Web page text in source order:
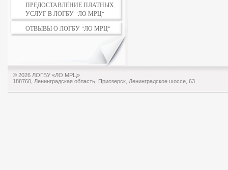
ПРЕДОСТАВЛЕНИЕ ПЛАТНЫХ
УСЛУГ В ЛОГБУ "ЛО МРЦ"
ОТВЫВЫ О ЛОГБУ "ЛО МРЦ"
© 2026 ЛОГБУ «ЛО МРЦ»
188760, Ленинградская область, Приозерск, Ленинградское шоссе, 63